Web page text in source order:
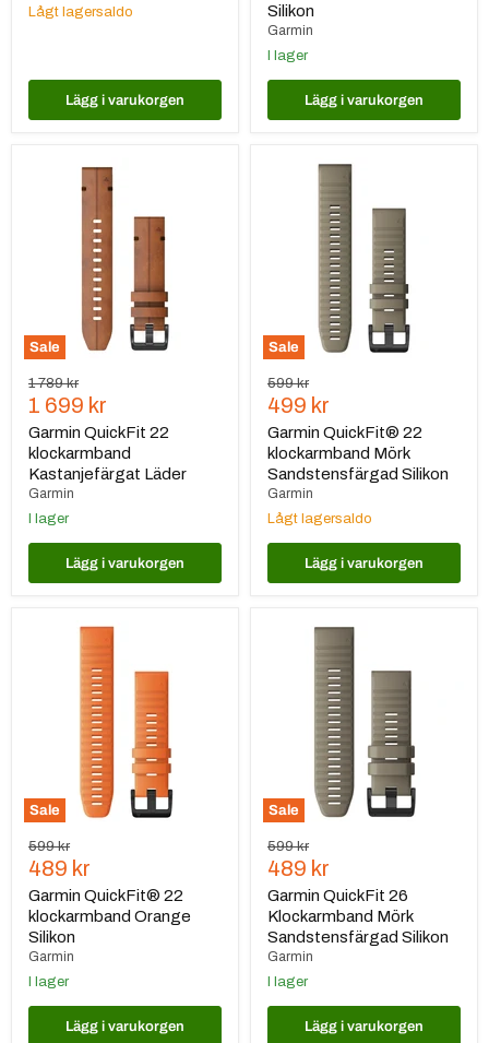
Lågt lagersaldo
Lägg i varukorgen
Silikon
Garmin
I lager
Lägg i varukorgen
Sale
klockarmband
Kastanjefärgat
Ursprungspris
1 789 kr
Nuvarande
pris
1 699 kr
Garmin QuickFit 22
klockarmband
Kastanjefärgat Läder
Garmin
I lager
Lägg i varukorgen
Sale
QuickFit®
klockarmband
Sandstensfärgad
Ursprungspris
599 kr
Nuvarande
pris
499 kr
Garmin QuickFit® 22
klockarmband Mörk
Sandstensfärgad Silikon
Garmin
Lågt lagersaldo
Lägg i varukorgen
Sale
klockarmband
Ursprungspris
599 kr
Nuvarande
pris
489 kr
Garmin QuickFit® 22
klockarmband Orange
Silikon
Garmin
I lager
Lägg i varukorgen
Sale
QuickFit
Klockarmband
Sandstensfärgad
Ursprungspris
599 kr
Nuvarande
pris
489 kr
Garmin QuickFit 26
Klockarmband Mörk
Sandstensfärgad Silikon
Garmin
I lager
Lägg i varukorgen